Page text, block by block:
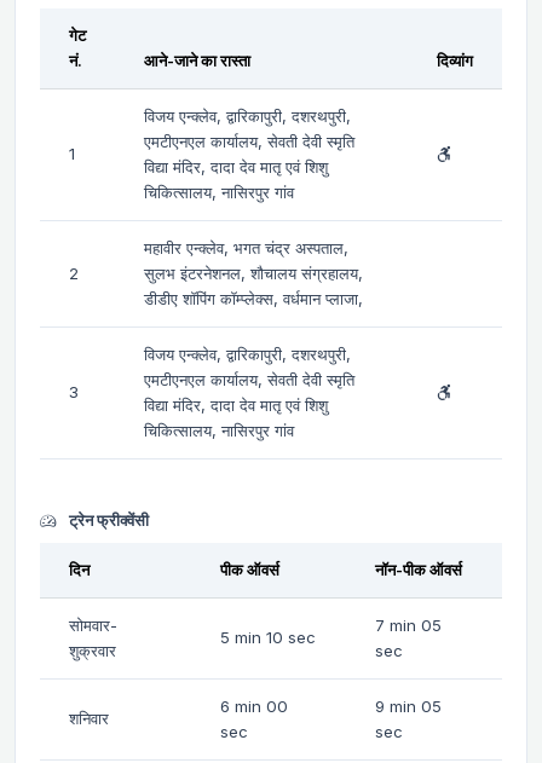
गेट
नं.
आने-जाने का रास्ता दिव्यांग
1
विजय एन्क्लेव, द्वारिकापुरी, दशरथपुरी,
एमटीएनएल कार्यालय, सेवती देवी स्मृति
विद्या मंदिर, दादा देव मातृ एवं शिशु
चिकित्सालय, नासिरपुर गांव
2
महावीर एन्क्लेव, भगत चंद्र अस्पताल,
सुलभ इंटरनेशनल, शौचालय संग्रहालय,
डीडीए शॉपिंग कॉम्प्लेक्स, वर्धमान प्लाजा,
3
विजय एन्क्लेव, द्वारिकापुरी, दशरथपुरी,
एमटीएनएल कार्यालय, सेवती देवी स्मृति
विद्या मंदिर, दादा देव मातृ एवं शिशु
चिकित्सालय, नासिरपुर गांव
ट्रेन फ्रीक्वेंसी
दिन पीक ऑवर्स नॉन-पीक ऑवर्स
सोमवार-
शुक्रवार
5 min 10 sec
7 min 05
sec
शनिवार
6 min 00
sec
9 min 05
sec